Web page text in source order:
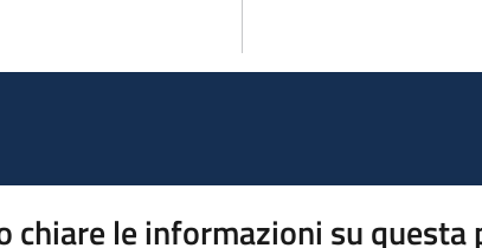
chiare le informazioni su questa